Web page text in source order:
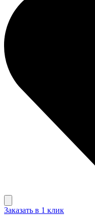
Заказать в 1 клик